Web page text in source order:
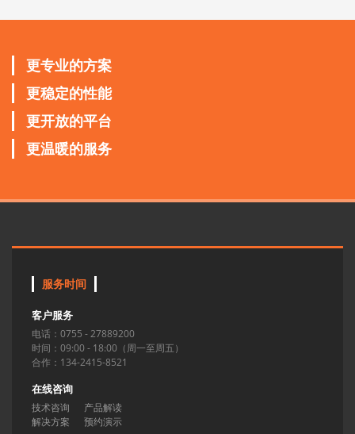
更专业的方案
更稳定的性能
更开放的平台
更温暖的服务
服务时间
客户服务
电话：0755 - 27889200
时间：09:00 - 18:00（周一至周五）
合作：134-2415-8521
在线咨询
技术咨询
产品解读
解决方案
预约演示